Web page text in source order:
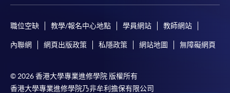
職位空缺 教學/報名中心地點 學員網站 教師網站
內聯網 網頁出版政策 私隱政策 網站地圖 無障礙網頁
© 2026 香港大學專業進修學院 版權所有
香港大學專業進修學院乃非牟利擔保有限公司